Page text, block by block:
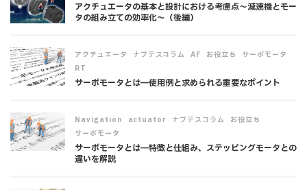
アクチュエータの基本と設計における考慮点～減速機とモー
タの組み立ての効率化～（後編）
サーボモータとは―使用例と求められる重要なポイント
アクチュエータ ナブテスコラム ,AF お役立ち サーボモータ
RT
サーボモータとは―特徴と仕組み、ステッピングモータとの
違いを解説
Navigation actuator ナブテスコラム お役立ち
サーボモータ